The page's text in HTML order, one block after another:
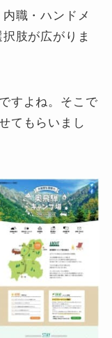
職・ハンドメ
肢が広がりま
すよね。そこで
てもらいまし